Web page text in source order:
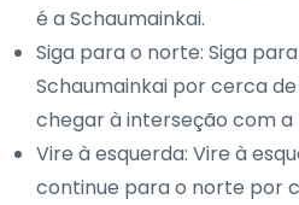
é a Schaumainkai.
Siga para o norte: Siga
Schaumainkai por cerca
chegar à interseção com a
Vire à esquerda: Vire à
continue para o norte por